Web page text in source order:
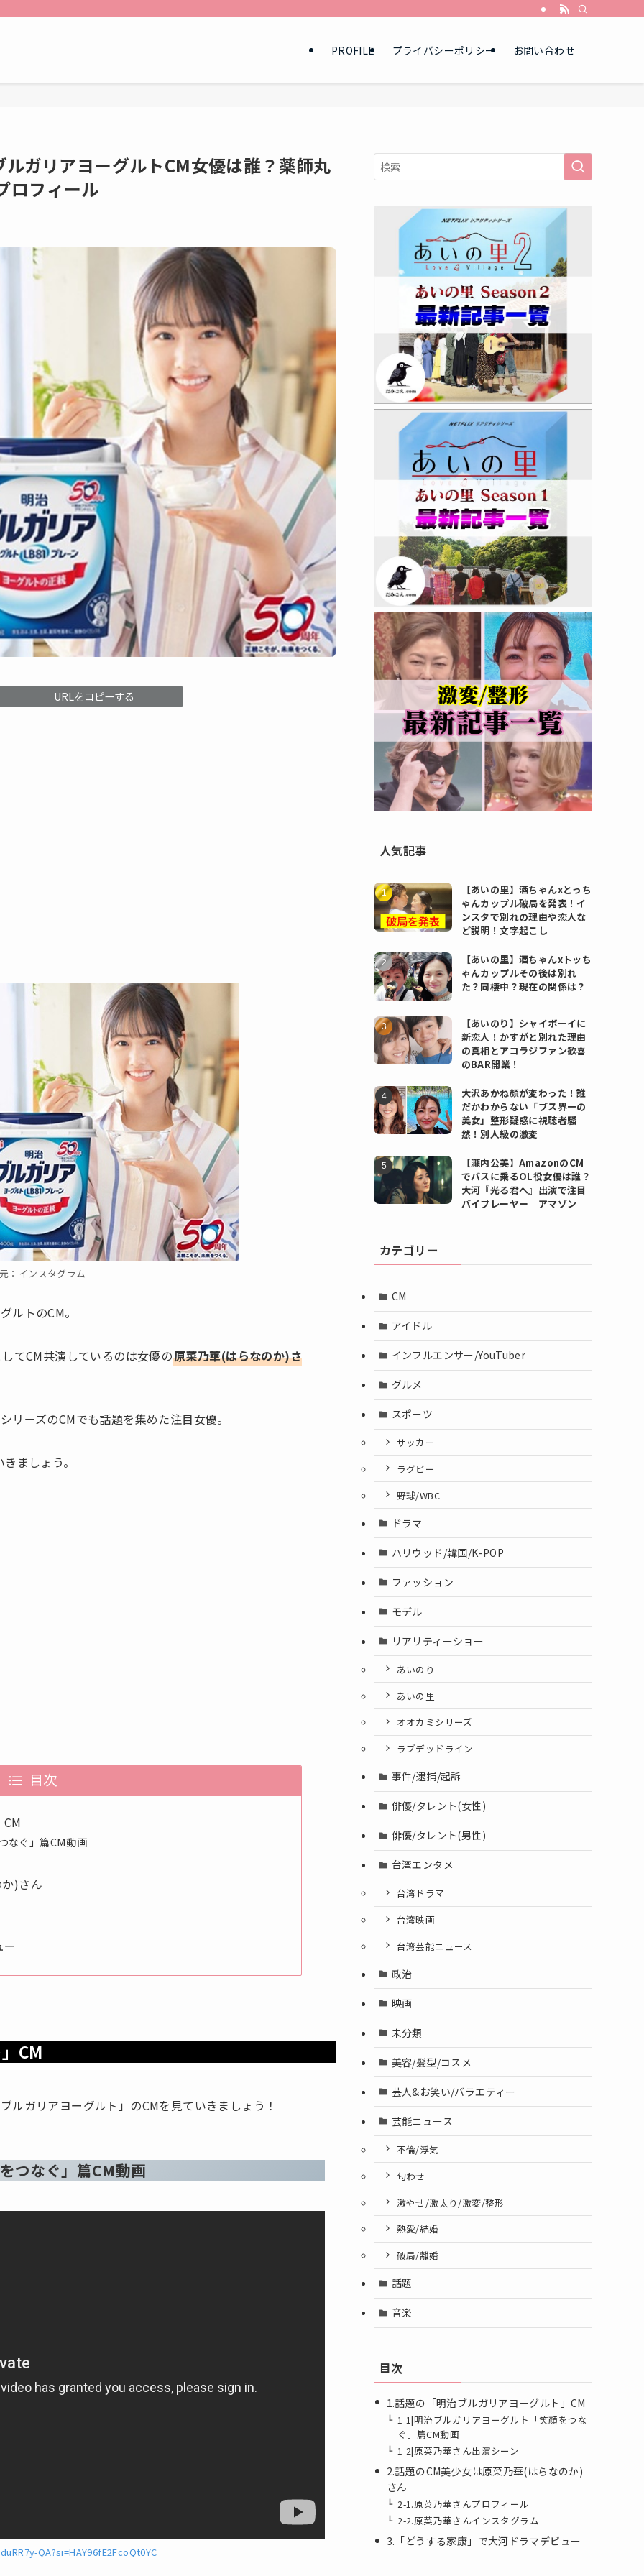
PROFILE プライバシーポリシー お問い合わせ
ガリアヨーグルトCM女優は誰？薬師丸
ロフィール
URLをコピーする
：インスタグラム
ルトのCM。
てCM共演しているのは女優の原菜乃華(はらなのか)さ
ーズのCMでも話題を集めた注目女優。
ましょう。
目次
なぐ」篇CM動画
)さん
CM
ルガリアヨーグルト」のCMを見ていきましょう！
つなぐ」篇CM動画
QA?si=HAY96fE2FcoQt0YC
人気記事
【あいの里】酒ちゃんxとっち
ゃんカップル破局を発表！イ
ンスタで別れの理由や恋人な
ど説明！文字起こし
【あいの里】酒ちゃんxトッち
ゃんカップルその後は別れ
た？同棲中？現在の関係は？
【あいのり】シャイボーイに
新恋人！かすがと別れた理由
の真相とアコラジファン歓喜
のBAR開業！
大沢あかね顔が変わった！誰
だかわからない「ブス界一の
美女」整形疑惑に視聴者騒
然！別人級の激変
【瀧内公美】AmazonのCM
でバスに乗るOL役女優は誰？
大河『光る君へ』出演で注目
バイプレーヤー｜アマゾン
カテゴリー
CM
アイドル
インフルエンサー/YouTuber
グルメ
スポーツ
サッカー
ラグビー
野球/WBC
ドラマ
ハリウッド/韓国/K-POP
ファッション
モデル
リアリティーショー
あいのり
あいの里
オオカミシリーズ
ラブデッドライン
事件/逮捕/起訴
俳優/タレント(女性)
俳優/タレント(男性)
台湾エンタメ
台湾ドラマ
台湾映画
台湾芸能ニュース
政治
映画
未分類
美容/髪型/コスメ
芸人&お笑い/バラエティー
芸能ニュース
不倫/浮気
匂わせ
激やせ/激太り/激変/整形
熱愛/結婚
破局/離婚
話題
音楽
目次
1.話題の「明治ブルガリアヨーグルト」CM
1-1|明治ブルガリアヨーグルト「笑顔をつな
ぐ」篇CM動画
1-2|原菜乃華さん出演シーン
2.話題のCM美少女は原菜乃華(はらなのか)
さん
2-1.原菜乃華さんプロフィール
2-2.原菜乃華さんインスタグラム
3.「どうする家康」で大河ドラマデビュー